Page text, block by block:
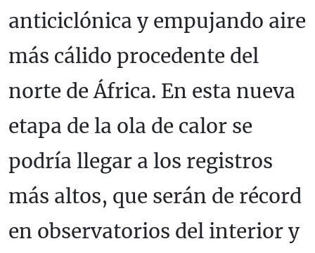
anticiclónica y empujando aire
más cálido procedente del
norte de África. En esta nueva
etapa de la ola de calor se
podría llegar a los registros
más altos, que serán de récord
en observatorios del interior y